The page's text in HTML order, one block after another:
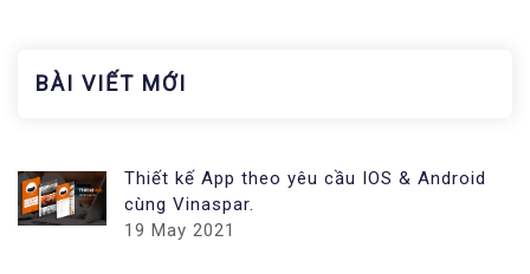
BÀI VIẾT MỚI
Thiết kế App theo yêu cầu IOS & Android
cùng Vinaspar.
19 May 2021